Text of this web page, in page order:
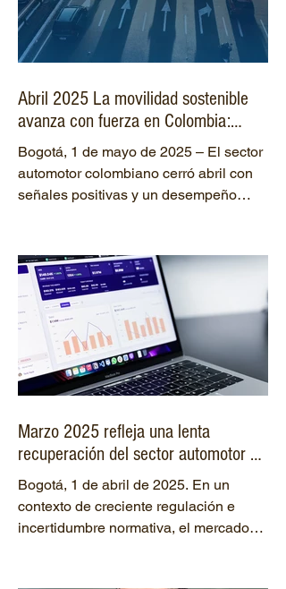
organización electoral, que permitió
una jornada ejemplar y una rápida
consolidación de los resultados. Este
masiva participació
Abril 2025 La movilidad sostenible
avanza con fuerza en Colombia:
crecimiento sostenido en el sector
automotor y liderazgo regional en
tecnologías limpias
Bogotá, 1 de mayo de 2025 – El sector
automotor colombiano cerró abril con
señales positivas y un desempeño
Marzo 2025 refleja una lenta
recuperación del sector automotor y
avances en movilidad sostenible en
Colombia
Bogotá, 1 de abril de 2025. En un
contexto de creciente regulación e
incertidumbre normativa, el mercado